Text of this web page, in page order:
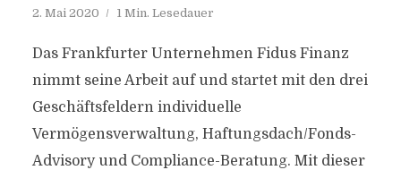
2. Mai 2020 1 Min. Lesedauer
Das Frankfurter Unternehmen Fidus Finanz
nimmt seine Arbeit auf und startet mit den drei
Geschäftsfeldern individuelle
Vermögensverwaltung, Haftungsdach/Fonds-
Advisory und Compliance-Beratung. Mit dieser